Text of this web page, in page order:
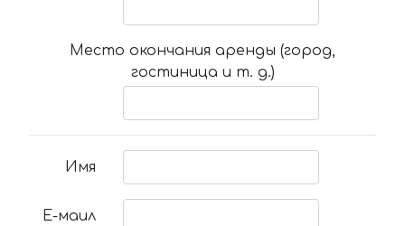
Место окончания аренды (город,
гостиница и т. д.)
Имя
Е-маил